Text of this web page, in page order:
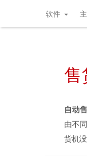
软件
售
自动
由不
货机